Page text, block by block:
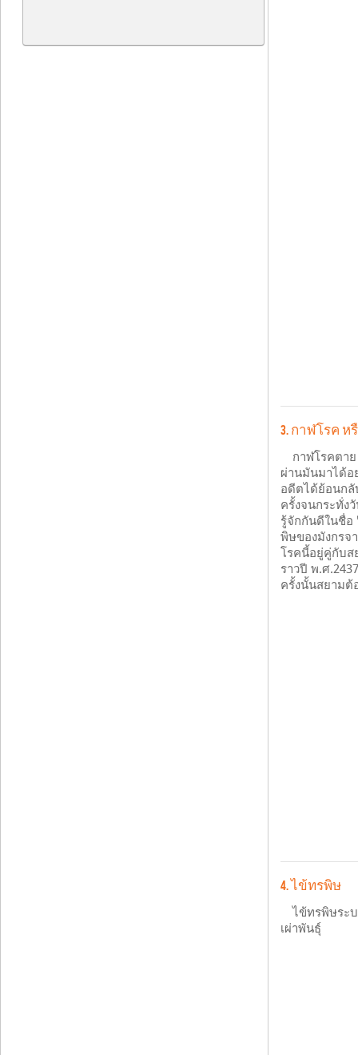
3. กาฬโรค ห
กาฬโรคตา
ผ่านมันมาได้อ
อดีตได้ย้อนกลั
ครั้งจนกระทั่ง
รู้จักกันดีในชื่อ
พิษของมังกรจ
โรคนี้อยู่คู่กับส
ราวปี พ.ศ
ครั้งนั้นสยามต้
4. ไข้ทรพิษ
ไข้ทรพิษระ
เผ่าพันธุ์